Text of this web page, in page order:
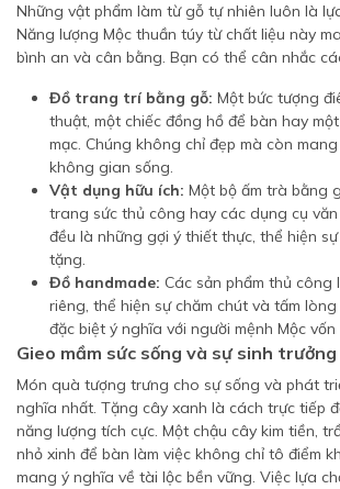
Những vật phẩm làm từ gỗ tự nhiên luôn là
Năng lượng Mộc thuần túy từ chất liệu này
bình an và cân bằng. Bạn có thể cân nhắc
Đồ trang trí bằng gỗ: Một bức tượng
thuật, một chiếc đồng hồ để bàn hay
mạc. Chúng không chỉ đẹp mà còn
không gian sống.
Vật dụng hữu ích: Một bộ ấm trà bằng
trang sức thủ công hay các dụng cụ
đều là những gợi ý thiết thực, thể hiện
tặng.
Đồ handmade: Các sản phẩm thủ
riêng, thể hiện sự chăm chút và tấm
đặc biệt ý nghĩa với người mệnh Mộc vốn
Gieo mầm sức sống và sự sinh trưởng
Món quà tượng trưng cho sự sống và phát
nghĩa nhất. Tặng cây xanh là cách trực tiếp
năng lượng tích cực. Một chậu cây kim tiền,
nhỏ xinh để bàn làm việc không chỉ tô điểm
mang ý nghĩa về tài lộc bền vững. Việc lựa